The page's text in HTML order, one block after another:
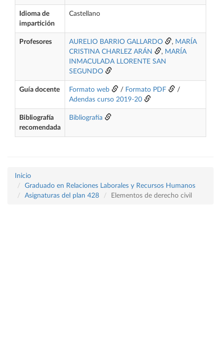
Idioma de
impartición
Castellano
Profesores AURELIO BARRIO GALLARDO , MARÍA
CRISTINA CHARLEZ ARÁN
, MARÍA
INMACULADA LLORENTE SAN
SEGUNDO
Guía docente Formato web / Formato PDF
/
Adendas curso 2019-20
Bibliografía
recomendada
Bibliografía
Inicio
Graduado en Relaciones Laborales y Recursos Humanos
Asignaturas del plan 428
Elementos de derecho civil